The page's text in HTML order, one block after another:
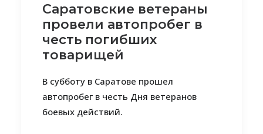
Саратовские ветераны
провели автопробег в
честь погибших
товарищей
В субботу в Саратове прошел
автопробег в честь Дня ветеранов
боевых действий.